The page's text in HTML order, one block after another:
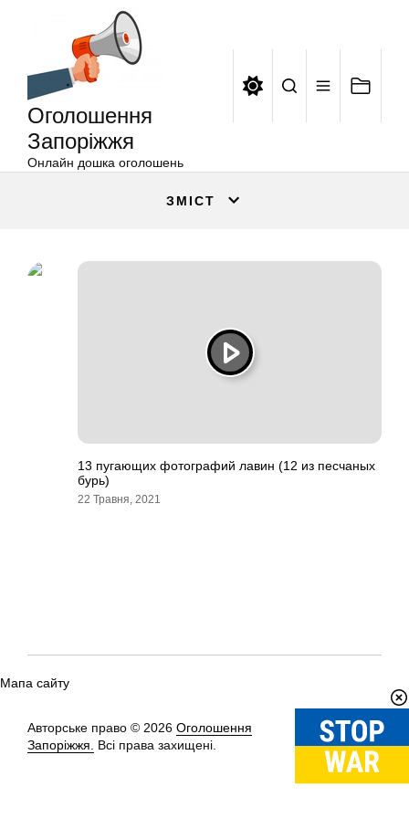
Оголошення
Запоріжжя
Онлайн дошка оголошень
ЗМІСТ
13 пугающих фотографий лавин (12 из песчаных
бурь)
22 Травня, 2021
Мапа сайту
Авторське право © 2026 Оголошення
Запоріжжя.
Всі права захищені.
Вгору↑